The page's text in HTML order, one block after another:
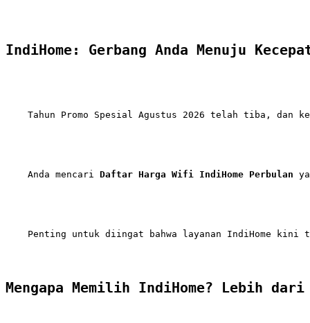
IndiHome: Gerbang Anda Menuju
Tahun Promo Spesial Agustus 2026 telah tiba, dan
    Anda mencari
Daftar Harga Wifi IndiHome Perbulan
Penting untuk diingat bahwa layanan IndiHome kini
Mengapa Memilih IndiHome? Lebih